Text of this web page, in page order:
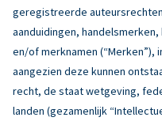
geregistreerde
aanduidingen,
en/of merknamen (“Merken”),
aangezien deze kunnen
recht, de staat wetgeving,
landen (gezamenlijk